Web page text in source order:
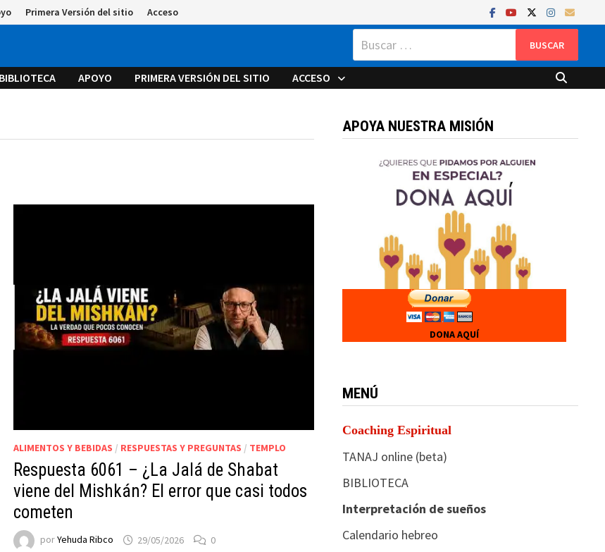
Primera Versión del sitio Acceso
Buscar:
BIBLIOTECA APOYO PRIMERA VERSIÓN DEL SITIO ACCESO
ALIMENTOS Y BEBIDAS / RESPUESTAS Y PREGUNTAS / TEMPLO
Respuesta 6061 – ¿La Jalá de Shabat
viene del Mishkán? El error que casi todos
cometen
porYehuda Ribco 29/05/2026 0
APOYA NUESTRA MISIÓN
DONA AQUÍ
MENÚ
Coaching Espiritual
TANAJ online (beta)
BIBLIOTECA
Interpretación de sueños
Calendario hebreo